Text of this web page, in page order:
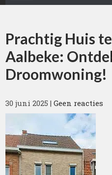
Prachtig Huis
Aalbeke:
Droomwoning!
30 juni 2025 |Geen reacties